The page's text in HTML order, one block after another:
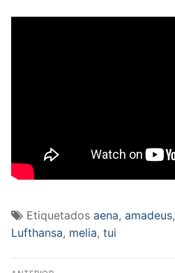
Etiquetados aena, amadeus,
Lufthansa, melia, tui
Navegación